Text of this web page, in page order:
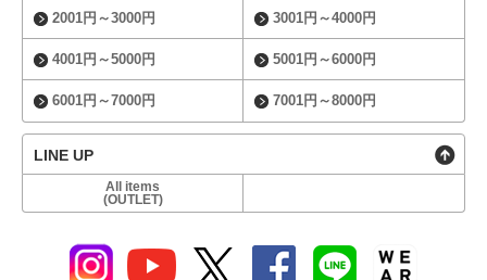
2001円～3000円 3001円～4000円
4001円～5000円 5001円～6000円
6001円～7000円 7001円～8000円
LINE UP
All items
(OUTLET)